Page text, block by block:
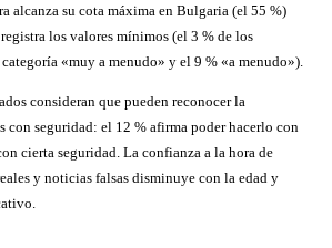
alcanza su cota máxima en Bulgaria (el 55 %)
los valores mínimos (el 3 % de los
«muy a menudo» y el 9 % «a menudo»).
consideran que pueden reconocer la
con seguridad: el 12 % afirma poder hacerlo con
cierta seguridad. La confianza a la hora de
y noticias falsas disminuye con la edad y